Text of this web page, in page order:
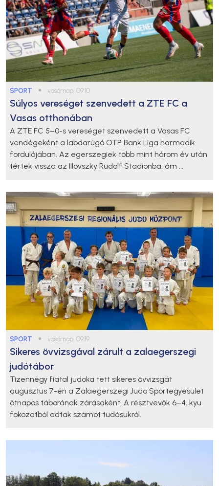
SPORT ● vasárnap, 09:10
Súlyos vereséget szenvedett a ZTE FC a
Vasas otthonában
A ZTE FC 5–0-s vereséget szenvedett a Vasas FC
vendégeként a labdarúgó OTP Bank Liga harmadik
fordulójában. Az egerszegiek több mint három év után
tértek vissza az Illovszky Rudolf Stadionba, ám ...
SPORT ● vasárnap, 09:19
Sikeres övvizsgával zárult a zalaegerszegi
judótábor
Tizennégy fiatal judoka tett sikeres övvizsgát
augusztus 7-én a Zalaegerszegi Judo Sportegyesület
ötnapos táborának zárásaként. A résztvevők 6–4. kyu
fokozatból adtak számot tudásukról.